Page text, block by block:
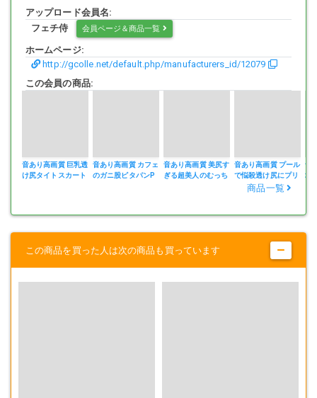
本編は、顔出しです。
本編にモザイク、ロゴはありません。
この作品のモデルは18歳以上です。
モデルの同意を得た、XX風に撮影したシチュエーション作品です。
アップロード会員名:
フェチ侍
会員ページ＆商品一覧
ホームページ:
http://gcolle.net/default.php/manufacturers_id/12079
この会員の商品:
音あり高画質 巨乳透
け尻タイトスカート
音あり高画質 カフェ
のガニ股ピタパンP
音あり高画質 美尻す
ぎる超美人のむっち
音あり高画質 プール
で悩殺透け尻にプリ
ケツ美人
音
場
商品一覧
この商品を買った人は次の商品も買っています